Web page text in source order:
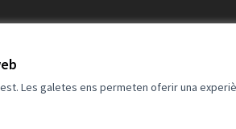
Les galetes ens permeten oferir una